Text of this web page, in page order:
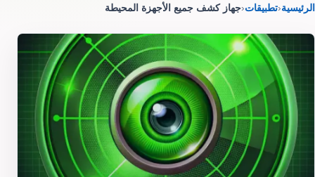
الرئيسية‹تطبيقات‹جهاز كشف جميع الأجهزة المحيطة